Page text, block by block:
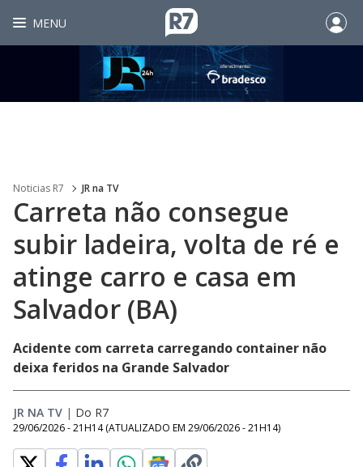
MENU
Noticias R7 JR na TV
Carreta não consegue
subir ladeira, volta de ré e
atinge carro e casa em
Salvador (BA)
Acidente com carreta carregando container não
deixa feridos na Grande Salvador
JR NA TV | Do R7
29/06/2026 - 21H14 (ATUALIZADO EM 29/06/2026 - 21H14)